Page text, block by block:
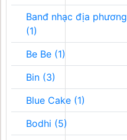
Banđ nhạc địa phương
(1)
Be Be (1)
Bin (3)
Blue Cake (1)
Bodhi (5)